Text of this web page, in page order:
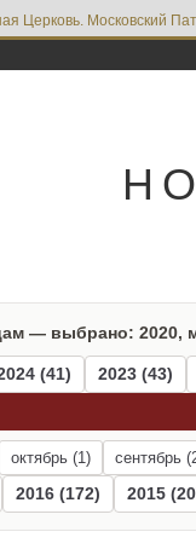
Церковь. Московский
— выбрано: 2020,
(41) 2023 (43)
октябрь (1) сентябрь
2016 (172) 2015